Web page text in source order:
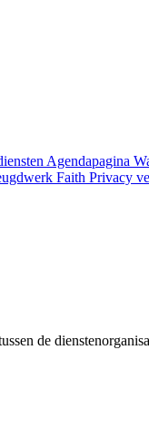
Agendapagina
Faith Privacy
de